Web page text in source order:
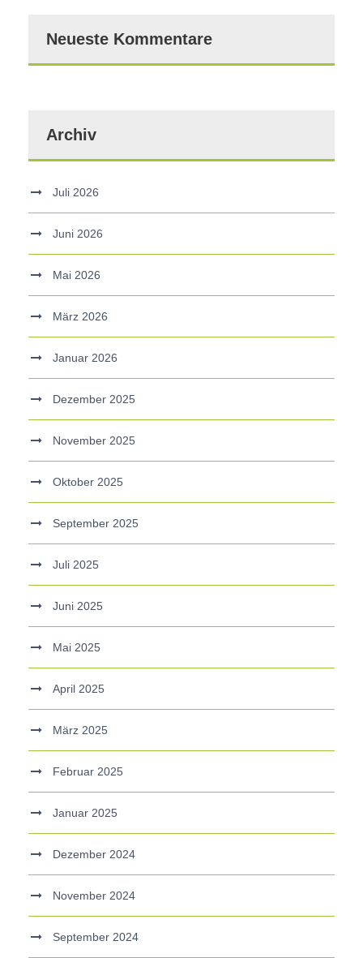
Neueste Kommentare
Archiv
Juli 2026
Juni 2026
Mai 2026
März 2026
Januar 2026
Dezember 2025
November 2025
Oktober 2025
September 2025
Juli 2025
Juni 2025
Mai 2025
April 2025
März 2025
Februar 2025
Januar 2025
Dezember 2024
November 2024
September 2024